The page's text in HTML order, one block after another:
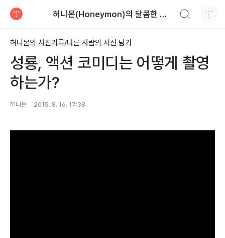
허니몬(Honeymon)의 달콤한 비행
허니몬의 사진기록/다른 사람의 시선 담기
성룡, 액션 코미디는 어떻게 촬영
하는가?
허니몬 2015. 8. 16. 17:38